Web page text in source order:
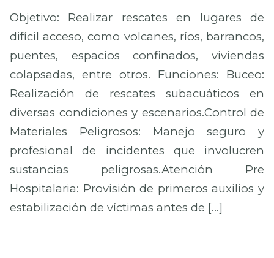
Objetivo: Realizar rescates en lugares de
difícil acceso, como volcanes, ríos, barrancos,
puentes, espacios confinados, viviendas
colapsadas, entre otros. Funciones: Buceo:
Realización de rescates subacuáticos en
diversas condiciones y escenarios.Control de
Materiales Peligrosos: Manejo seguro y
profesional de incidentes que involucren
sustancias peligrosas.Atención Pre
Hospitalaria: Provisión de primeros auxilios y
estabilización de víctimas antes de […]